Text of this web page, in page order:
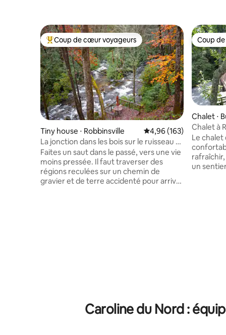
Coups de cœur voyageurs les plus appréciés
Coup de cœur voyageurs
Tiny house ⋅ Robbinsville Évaluation moyenne
4,96 (163)
La jonction dans les bois sur le ruisseau à
truites de ruisseau
Faites un saut dans le passé, vers une vie
moins pressée. Il faut traverser des
régions reculées sur un chemin de
gravier et de terre accidenté pour arriver
l'aventure pour arriver ici !
Coup
Coup
Chalet ⋅
Chalet à
mont
Le
un
Caroline du Nord :